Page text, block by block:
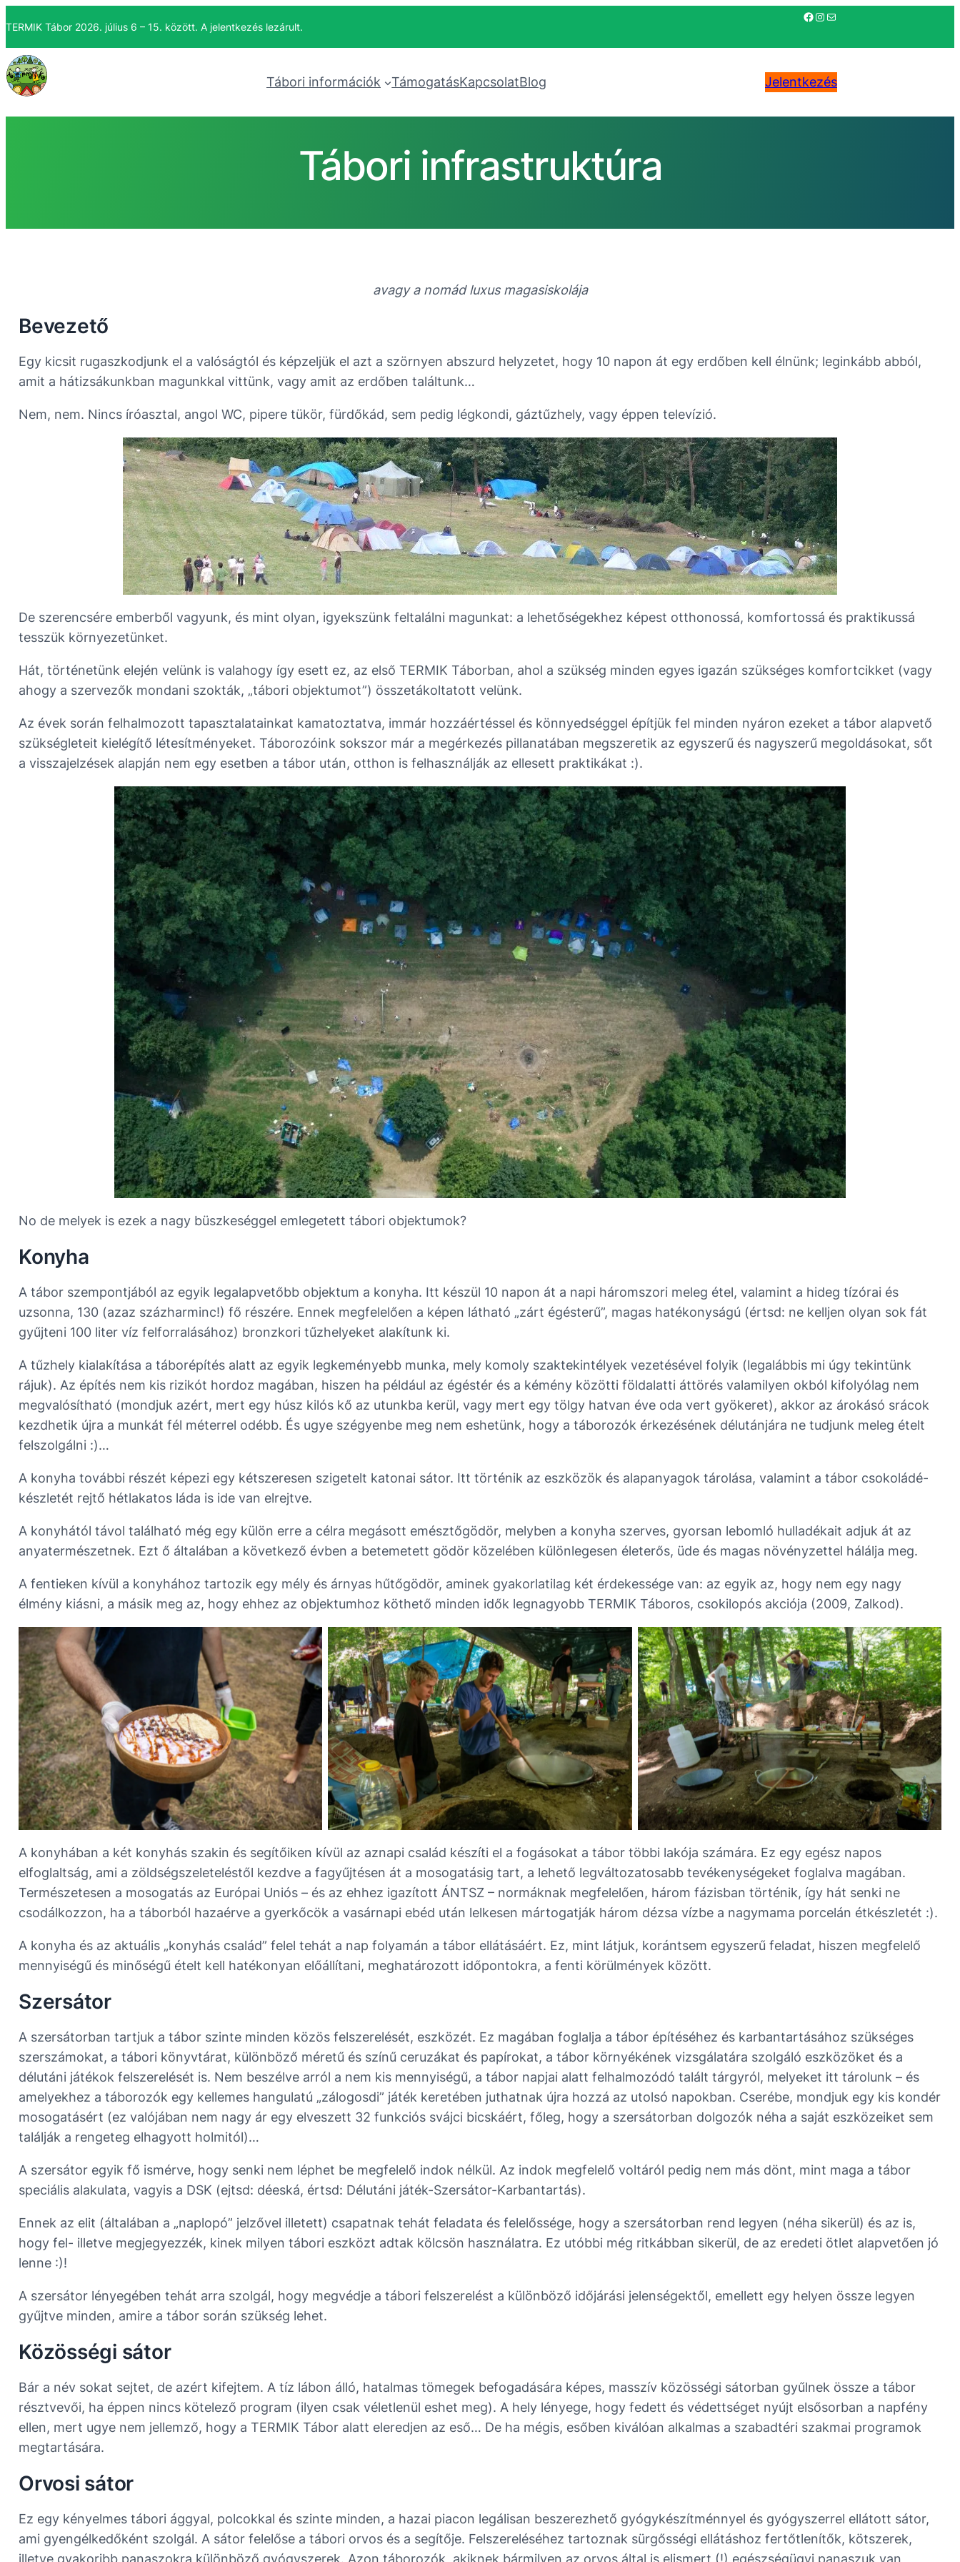
TERMIK Tábor 2026. július 6 – 15. között. A jelentkezés lezárult.
Facebook Instagram Mail
Tábori információk TámogatásKapcsolatBlog Jelentkezés
Tábori infrastruktúra
avagy a nomád luxus magasiskolája
Bevezető
Egy kicsit rugaszkodjunk el a valóságtól és képzeljük el azt a szörnyen abszurd helyzetet, hogy 10 napon át egy erdőben kell élnünk; leginkább abból,
amit a hátizsákunkban magunkkal vittünk, vagy amit az erdőben találtunk…
Nem, nem. Nincs íróasztal, angol WC, pipere tükör, fürdőkád, sem pedig légkondi, gáztűzhely, vagy éppen televízió.
De szerencsére emberből vagyunk, és mint olyan, igyekszünk feltalálni magunkat: a lehetőségekhez képest otthonossá, komfortossá és praktikussá
tesszük környezetünket.
Hát, történetünk elején velünk is valahogy így esett ez, az első TERMIK Táborban, ahol a szükség minden egyes igazán szükséges komfortcikket (vagy
ahogy a szervezők mondani szokták, „tábori objektumot”) összetákoltatott velünk.
Az évek során felhalmozott tapasztalatainkat kamatoztatva, immár hozzáértéssel és könnyedséggel építjük fel minden nyáron ezeket a tábor alapvető
szükségleteit kielégítő létesítményeket. Táborozóink sokszor már a megérkezés pillanatában megszeretik az egyszerű és nagyszerű megoldásokat, sőt
a visszajelzések alapján nem egy esetben a tábor után, otthon is felhasználják az ellesett praktikákat :).
No de melyek is ezek a nagy büszkeséggel emlegetett tábori objektumok?
Konyha
A tábor szempontjából az egyik legalapvetőbb objektum a konyha. Itt készül 10 napon át a napi háromszori meleg étel, valamint a hideg tízórai és
uzsonna, 130 (azaz százharminc!) fő részére. Ennek megfelelően a képen látható „zárt égésterű”, magas hatékonyságú (értsd: ne kelljen olyan sok fát
gyűjteni 100 liter víz felforralásához) bronzkori tűzhelyeket alakítunk ki.
A tűzhely kialakítása a táborépítés alatt az egyik legkeményebb munka, mely komoly szaktekintélyek vezetésével folyik (legalábbis mi úgy tekintünk
rájuk). Az építés nem kis rizikót hordoz magában, hiszen ha például az égéstér és a kémény közötti földalatti áttörés valamilyen okból kifolyólag nem
megvalósítható (mondjuk azért, mert egy húsz kilós kő az utunkba kerül, vagy mert egy tölgy hatvan éve oda vert gyökeret), akkor az árokásó srácok
kezdhetik újra a munkát fél méterrel odébb. És ugye szégyenbe meg nem eshetünk, hogy a táborozók érkezésének délutánjára ne tudjunk meleg ételt
felszolgálni :)…
A konyha további részét képezi egy kétszeresen szigetelt katonai sátor. Itt történik az eszközök és alapanyagok tárolása, valamint a tábor csokoládé-
készletét rejtő hétlakatos láda is ide van elrejtve.
A konyhától távol található még egy külön erre a célra megásott emésztőgödör, melyben a konyha szerves, gyorsan lebomló hulladékait adjuk át az
anyatermészetnek. Ezt ő általában a következő évben a betemetett gödör közelében különlegesen életerős, üde és magas növényzettel hálálja meg.
A fentieken kívül a konyhához tartozik egy mély és árnyas hűtőgödör, aminek gyakorlatilag két érdekessége van: az egyik az, hogy nem egy nagy
élmény kiásni, a másik meg az, hogy ehhez az objektumhoz köthető minden idők legnagyobb TERMIK Táboros, csokilopós akciója (2009, Zalkod).
A konyhában a két konyhás szakin és segítőiken kívül az aznapi család készíti el a fogásokat a tábor többi lakója számára. Ez egy egész napos
elfoglaltság, ami a zöldségszeleteléstől kezdve a fagyűjtésen át a mosogatásig tart, a lehető legváltozatosabb tevékenységeket foglalva magában.
Természetesen a mosogatás az Európai Uniós – és az ehhez igazított ÁNTSZ – normáknak megfelelően, három fázisban történik, így hát senki ne
csodálkozzon, ha a táborból hazaérve a gyerkőcök a vasárnapi ebéd után lelkesen mártogatják három dézsa vízbe a nagymama porcelán étkészletét :).
A konyha és az aktuális „konyhás család” felel tehát a nap folyamán a tábor ellátásáért. Ez, mint látjuk, korántsem egyszerű feladat, hiszen megfelelő
mennyiségű és minőségű ételt kell hatékonyan előállítani, meghatározott időpontokra, a fenti körülmények között.
Szersátor
A szersátorban tartjuk a tábor szinte minden közös felszerelését, eszközét. Ez magában foglalja a tábor építéséhez és karbantartásához szükséges
szerszámokat, a tábori könyvtárat, különböző méretű és színű ceruzákat és papírokat, a tábor környékének vizsgálatára szolgáló eszközöket és a
délutáni játékok felszerelését is. Nem beszélve arról a nem kis mennyiségű, a tábor napjai alatt felhalmozódó talált tárgyról, melyeket itt tárolunk – és
amelyekhez a táborozók egy kellemes hangulatú „zálogosdi” játék keretében juthatnak újra hozzá az utolsó napokban. Cserébe, mondjuk egy kis kondér
mosogatásért (ez valójában nem nagy ár egy elveszett 32 funkciós svájci bicskáért, főleg, hogy a szersátorban dolgozók néha a saját eszközeiket sem
találják a rengeteg elhagyott holmitól)…
A szersátor egyik fő ismérve, hogy senki nem léphet be megfelelő indok nélkül. Az indok megfelelő voltáról pedig nem más dönt, mint maga a tábor
speciális alakulata, vagyis a DSK (ejtsd: déeská, értsd: Délutáni játék-Szersátor-Karbantartás).
Ennek az elit (általában a „naplopó” jelzővel illetett) csapatnak tehát feladata és felelőssége, hogy a szersátorban rend legyen (néha sikerül) és az is,
hogy fel- illetve megjegyezzék, kinek milyen tábori eszközt adtak kölcsön használatra. Ez utóbbi még ritkábban sikerül, de az eredeti ötlet alapvetően jó
lenne :)!
A szersátor lényegében tehát arra szolgál, hogy megvédje a tábori felszerelést a különböző időjárási jelenségektől, emellett egy helyen össze legyen
gyűjtve minden, amire a tábor során szükség lehet.
Közösségi sátor
Bár a név sokat sejtet, de azért kifejtem. A tíz lábon álló, hatalmas tömegek befogadására képes, masszív közösségi sátorban gyűlnek össze a tábor
résztvevői, ha éppen nincs kötelező program (ilyen csak véletlenül eshet meg). A hely lényege, hogy fedett és védettséget nyújt elsősorban a napfény
ellen, mert ugye nem jellemző, hogy a TERMIK Tábor alatt eleredjen az eső… De ha mégis, esőben kiválóan alkalmas a szabadtéri szakmai programok
megtartására.
Orvosi sátor
Ez egy kényelmes tábori ággyal, polcokkal és szinte minden, a hazai piacon legálisan beszerezhető gyógykészítménnyel és gyógyszerrel ellátott sátor,
ami gyengélkedőként szolgál. A sátor felelőse a tábori orvos és a segítője. Felszereléséhez tartoznak sürgősségi ellátáshoz fertőtlenítők, kötszerek,
illetve gyakoribb panaszokra különböző gyógyszerek. Azon táborozók, akiknek bármilyen az orvos által is elismert (!) egészségügyi panaszuk van